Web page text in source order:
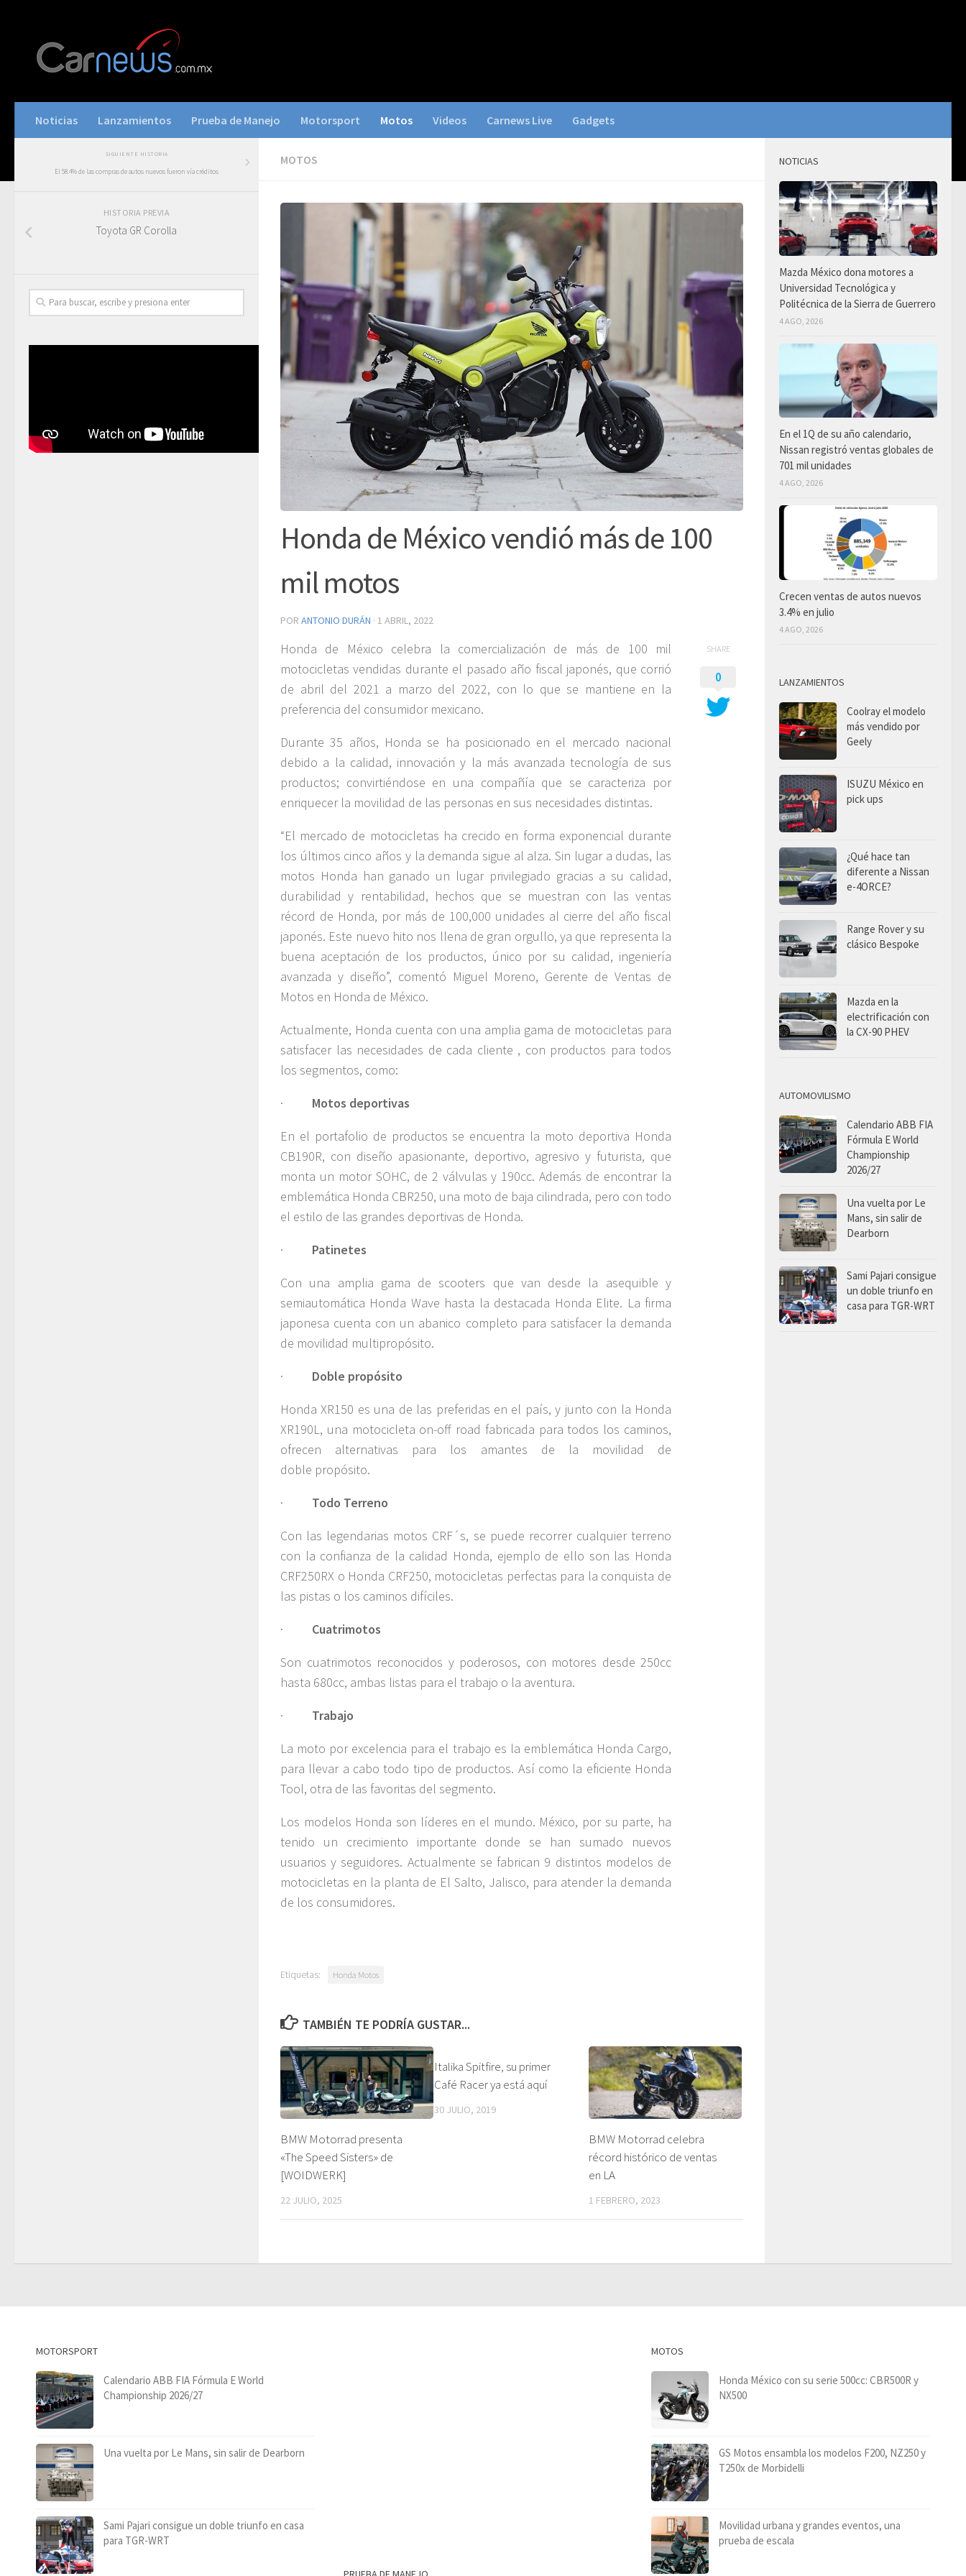
Noticias Lanzamientos Prueba de Manejo Motorsport Motos Videos Carnews Live Gadgets
MOTOS
Honda de México vendió más de 100
mil motos
POR ANTONIO DURÁN · 1 ABRIL, 2022
Honda de México celebra la comercialización de más de 100 mil
motocicletas vendidas durante el pasado año fiscal japonés, que corrió
de abril del 2021 a marzo del 2022, con lo que se mantiene en la
preferencia del consumidor mexicano.
Durante 35 años, Honda se ha posicionado en el mercado nacional
debido a la calidad, innovación y la más avanzada tecnología de sus
productos; convirtiéndose en una compañía que se caracteriza por
enriquecer la movilidad de las personas en sus necesidades distintas.
“El mercado de motocicletas ha crecido en forma exponencial durante
los últimos cinco años y la demanda sigue al alza. Sin lugar a dudas, las
motos Honda han ganado un lugar privilegiado gracias a su calidad,
durabilidad y rentabilidad, hechos que se muestran con las ventas
récord de Honda, por más de 100,000 unidades al cierre del año fiscal
japonés. Este nuevo hito nos llena de gran orgullo, ya que representa la
buena aceptación de los productos, único por su calidad, ingeniería
avanzada y diseño”, comentó Miguel Moreno, Gerente de Ventas de
Motos en Honda de México.
Actualmente, Honda cuenta con una amplia gama de motocicletas para
satisfacer las necesidades de cada cliente , con productos para todos
los segmentos, como:
· Motos deportivas
En el portafolio de productos se encuentra la moto deportiva Honda
CB190R, con diseño apasionante, deportivo, agresivo y futurista, que
monta un motor SOHC, de 2 válvulas y 190cc. Además de encontrar la
emblemática Honda CBR250, una moto de baja cilindrada, pero con todo
el estilo de las grandes deportivas de Honda.
· Patinetes
Con una amplia gama de scooters que van desde la asequible y
semiautomática Honda Wave hasta la destacada Honda Elite. La firma
japonesa cuenta con un abanico completo para satisfacer la demanda
de movilidad multipropósito.
· Doble propósito
Honda XR150 es una de las preferidas en el país, y junto con la Honda
XR190L, una motocicleta on-off road fabricada para todos los caminos,
ofrecen alternativas para los amantes de la movilidad de
doble propósito.
· Todo Terreno
Con las legendarias motos CRF´s, se puede recorrer cualquier terreno
con la confianza de la calidad Honda, ejemplo de ello son las Honda
CRF250RX o Honda CRF250, motocicletas perfectas para la conquista de
las pistas o los caminos difíciles.
· Cuatrimotos
Son cuatrimotos reconocidos y poderosos, con motores desde 250cc
hasta 680cc, ambas listas para el trabajo o la aventura.
· Trabajo
La moto por excelencia para el trabajo es la emblemática Honda Cargo,
para llevar a cabo todo tipo de productos. Así como la eficiente Honda
Tool, otra de las favoritas del segmento.
Los modelos Honda son líderes en el mundo. México, por su parte, ha
tenido un crecimiento importante donde se han sumado nuevos
usuarios y seguidores. Actualmente se fabrican 9 distintos modelos de
motocicletas en la planta de El Salto, Jalisco, para atender la demanda
de los consumidores.
SHARE
0
Etiquetas: Honda Motos
TAMBIÉN TE PODRÍA GUSTAR...
BMW Motorrad presenta
«The Speed Sisters» de
[WOIDWERK]
22 JULIO, 2025
Italika Spitfire, su primer
Café Racer ya está aquí
30 JULIO, 2019
BMW Motorrad celebra
récord histórico de ventas
en LA
1 FEBRERO, 2023
SIGUIENTE HISTORIA
El 58.4% de las compras de autos nuevos fueron vía créditos
HISTORIA PREVIA
Toyota GR Corolla
NOTICIAS
Mazda México dona motores a
Universidad Tecnológica y
Politécnica de la Sierra de Guerrero
4 AGO, 2026
En el 1Q de su año calendario,
Nissan registró ventas globales de
701 mil unidades
4 AGO, 2026
Crecen ventas de autos nuevos
3.4% en julio
4 AGO, 2026
LANZAMIENTOS
Coolray el modelo
más vendido por
Geely
ISUZU México en
pick ups
¿Qué hace tan
diferente a Nissan
e-4ORCE?
Range Rover y su
clásico Bespoke
Mazda en la
electrificación con
la CX-90 PHEV
AUTOMOVILISMO
Calendario ABB FIA
Fórmula E World
Championship
2026/27
Una vuelta por Le
Mans, sin salir de
Dearborn
Sami Pajari consigue
un doble triunfo en
casa para TGR-WRT
MOTORSPORT
Calendario ABB FIA Fórmula E World
Championship 2026/27
Una vuelta por Le Mans, sin salir de Dearborn
Sami Pajari consigue un doble triunfo en casa
para TGR-WRT
MOTOS
Honda México con su serie 500cc: CBR500R y
NX500
GS Motos ensambla los modelos F200, NZ250 y
T250x de Morbidelli
Movilidad urbana y grandes eventos, una
prueba de escala